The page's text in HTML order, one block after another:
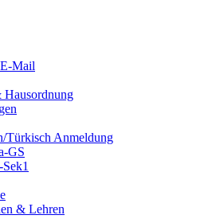
Mail
Hausordnung
Türkisch Anmeldung
GS
& Lehren